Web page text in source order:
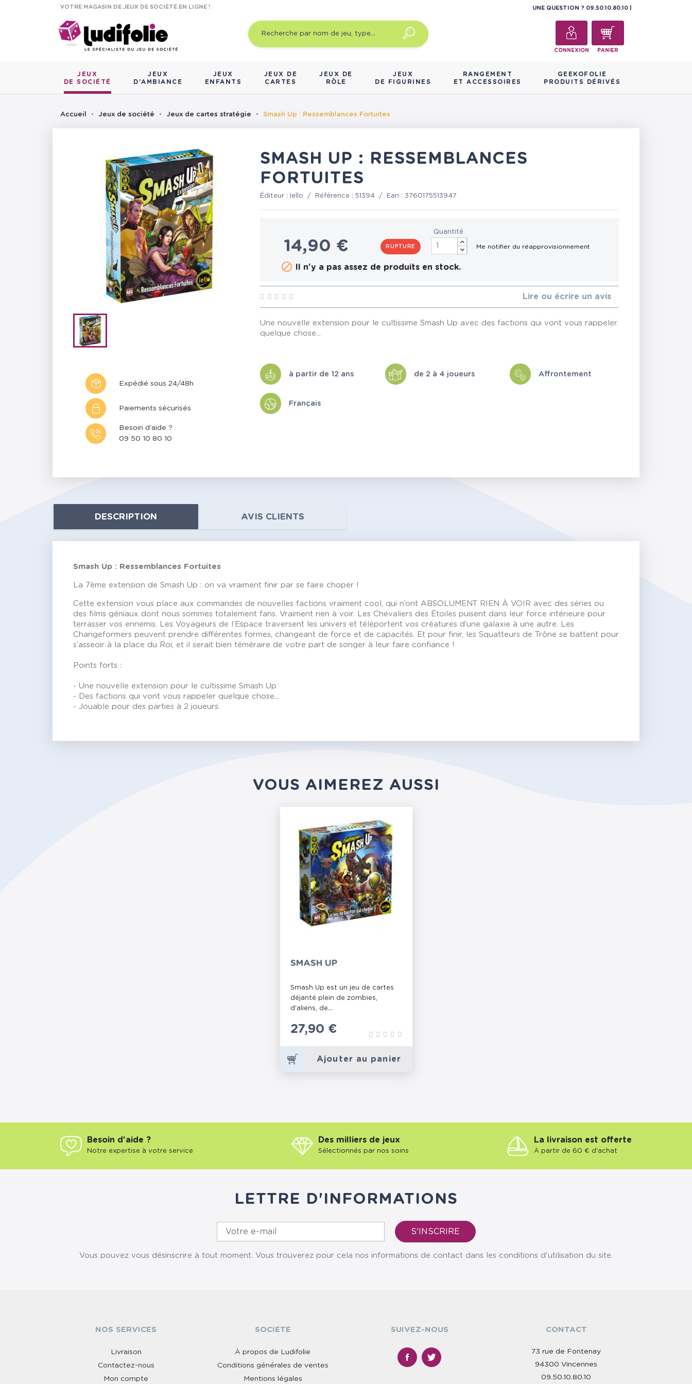
VOTRE MAGASIN DE JEUX DE SOCIÉTÉ EN LIGNE ! UNE QUESTION ? 09.50.10.80.10
CONNEXION PANIER
JEUX
DE SOCIÉTÉ
JEUX
D'AMBIANCE
JEUX
ENFANTS
JEUX DE
CARTES
JEUX DE
RÔLE
JEUX
DE FIGURINES
RANGEMENT
ET ACCESSOIRES
GEEKOFOLIE
PRODUITS DÉRIVÉS
Accueil Jeux de société Jeux de cartes stratégie Smash Up : Ressemblances Fortuites
Expédié sous 24/48h
Paiements sécurisés
Besoin d'aide ?
09 50 10 80 10
SMASH UP : RESSEMBLANCES
FORTUITES
Éditeur : Iello / Référence :51394 / Ean :3760175513947
14,90 € RUPTURE
Quantité
 Il n'y a pas assez de produits en stock.
Lire ou écrire un avis
Une nouvelle extension pour le cultissime Smash Up avec des factions qui vont vous rappeler
quelque chose...
à partir de 12 ans de 2 à 4 joueurs Affrontement
Français
DESCRIPTION AVIS CLIENTS
Smash Up : Ressemblances Fortuites
La 7ème extension de Smash Up : on va vraiment finir par se faire choper !
Cette extension vous place aux commandes de nouvelles factions vraiment cool, qui n’ont ABSOLUMENT RIEN À VOIR avec des séries ou
des films géniaux dont nous sommes totalement fans. Vraiment rien à voir. Les Chevaliers des Étoiles puisent dans leur force intérieure pour
terrasser vos ennemis. Les Voyageurs de l’Espace traversent les univers et téléportent vos créatures d’une galaxie à une autre. Les
Changeformers peuvent prendre différentes formes, changeant de force et de capacités. Et pour finir, les Squatteurs de Trône se battent pour
s’asseoir à la place du Roi, et il serait bien téméraire de votre part de songer à leur faire confiance !
Points forts :
- Une nouvelle extension pour le cultissime Smash Up
- Des factions qui vont vous rappeler quelque chose...
- Jouable pour des parties à 2 joueurs.
VOUS AIMEREZ AUSSI
SMASH UP
Smash Up est un jeu de cartes
déjanté plein de zombies,
d'aliens, de...
Prix
27,90 €
Ajouter au panier
Besoin d'aide ?
Notre expertise à votre service
Des milliers de jeux
Sélectionnés par nos soins
La livraison est offerte
À partir de 60 € d'achat
LETTRE D'INFORMATIONS
Vous pouvez vous désinscrire à tout moment. Vous trouverez pour cela nos informations de contact dans les conditions d'utilisation du site.
NOS SERVICES
Livraison
Contactez-nous
Mon compte
SOCIÉTÉ
À propos de Ludifolie
Conditions générales de ventes
Mentions légales
SUIVEZ-NOUS CONTACT
73 rue de Fontenay
94300 Vincennes
09.50.10.80.10